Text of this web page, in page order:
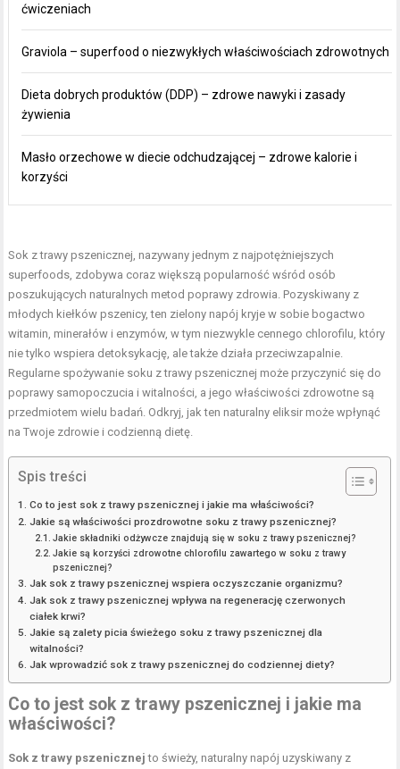
ćwiczeniach
Graviola – superfood o niezwykłych właściwościach zdrowotnych
Dieta dobrych produktów (DDP) – zdrowe nawyki i zasady
żywienia
Masło orzechowe w diecie odchudzającej – zdrowe kalorie i
korzyści
Sok z trawy pszenicznej, nazywany jednym z najpotężniejszych
superfoods, zdobywa coraz większą popularność wśród osób
poszukujących naturalnych metod poprawy zdrowia. Pozyskiwany z
młodych kiełków pszenicy, ten zielony napój kryje w sobie bogactwo
witamin, minerałów i enzymów, w tym niezwykle cennego chlorofilu, który
nie tylko wspiera detoksykację, ale także działa przeciwzapalnie.
Regularne spożywanie soku z trawy pszenicznej może przyczynić się do
poprawy samopoczucia i witalności, a jego właściwości zdrowotne są
przedmiotem wielu badań. Odkryj, jak ten naturalny eliksir może wpłynąć
na Twoje zdrowie i codzienną dietę.
Spis treści
Co to jest sok z trawy pszenicznej i jakie ma właściwości?
Jakie są właściwości prozdrowotne soku z trawy pszenicznej?
Jakie składniki odżywcze znajdują się w soku z trawy pszenicznej?
Jakie są korzyści zdrowotne chlorofilu zawartego w soku z trawy
pszenicznej?
Jak sok z trawy pszenicznej wspiera oczyszczanie organizmu?
Jak sok z trawy pszenicznej wpływa na regenerację czerwonych
ciałek krwi?
Jakie są zalety picia świeżego soku z trawy pszenicznej dla
witalności?
Jak wprowadzić sok z trawy pszenicznej do codziennej diety?
Co to jest sok z trawy pszenicznej i jakie ma
właściwości?
Sok z trawy pszenicznej to świeży, naturalny napój uzyskiwany z